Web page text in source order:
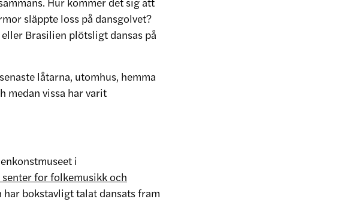
släppte loss på dansgolvet?
Brasilien plötsligt dansas på
låtarna, utomhus, hemma
medan vissa har varit
i
senter for folkemusikk och
bokstavligt talat dansats fram